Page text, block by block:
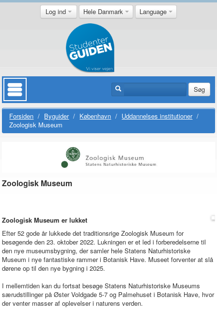
Log ind Hele Danmark Language
Søg
Forsiden / Byguider / København / Uddannelses institutioner /
Zoologisk Museum
Zoologisk Museum
Zoologisk Museum er lukket
Efter 52 gode år lukkede det traditionsrige Zoologisk Museum for
besøgende den 23. oktober 2022. Lukningen er et led i forberedelserne til
den nye museumsbygning, der samler hele Statens Naturhistoriske
Museum i nye fantastiske rammer i Botanisk Have. Museet forventer at slå
dørene op til den nye bygning i 2025.
I mellemtiden kan du fortsat besøge Statens Naturhistoriske Museums
særudstillinger på Øster Voldgade 5-7 og Palmehuset i Botanisk Have, hvor
der venter masser af oplevelser i naturens verden.